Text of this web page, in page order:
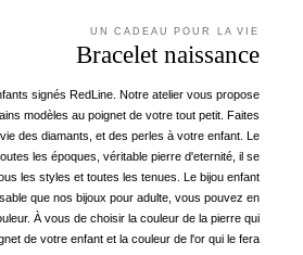
UN CADEAU POUR LA VIE
Bracelet naissance
signés RedLine. Notre atelier vous propose
modèles au poignet de votre tout petit. Faites
des diamants, et des perles à votre enfant. Le
les époques, véritable pierre d'eternité, il se
les styles et toutes les tenues. Le bijou enfant
que nos bijoux pour adulte, vous pouvez en
À vous de choisir la couleur de la pierre qui
de votre enfant et la couleur de l'or qui le fera